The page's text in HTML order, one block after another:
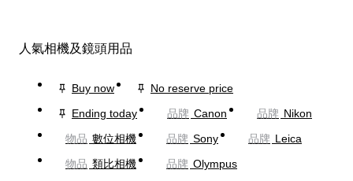
人氣相機及鏡頭用品
Buy now
No reserve price
Ending today
品牌 Canon 品牌 Nikon
物品 數位相機 品牌 Sony 品牌 Leica
物品 類比相機 品牌 Olympus